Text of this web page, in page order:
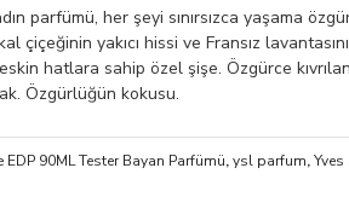
parfümü, her şeyi sınırsızca yaşama
çiçeğinin yakıcı hissi ve Fransız
hatlara sahip özel şişe. Özgürce
Özgürlüğün kokusu.
EDP 90ML Tester Bayan Parfümü, ysl parfum, Yves